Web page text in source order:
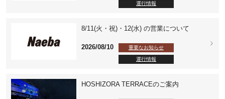
運行情報
8/11(火・祝)・12(水) の営業について
2026/08/10 重要なお知らせ
運行情報
HOSHIZORA TERRACEのご案内